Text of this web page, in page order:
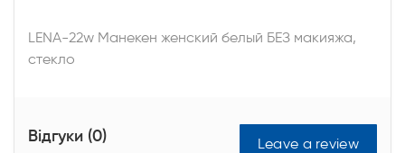
LENA-22w Манекен женский белый БЕЗ макияжа,
стекло
Відгуки (0) Leave a review